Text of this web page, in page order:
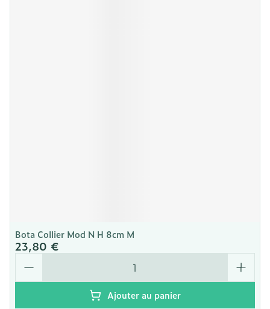
Bota Collier Mod N H 8cm M
23,80 €
Quantité
Ajouter au panier